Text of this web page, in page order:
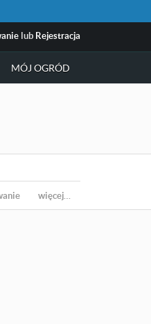
lub Rejestracja
MÓJ OGRÓD
więcej…